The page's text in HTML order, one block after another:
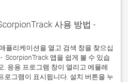
사용 방법 -
플리케이션을 열고 검색 창을 찾으십
ScorpionTrack 앱을 쉽게 볼 수 있습
. 응용 프로그램 창이 열리고 에뮬레
로그램이 표시됩니다. 설치 버튼을 누